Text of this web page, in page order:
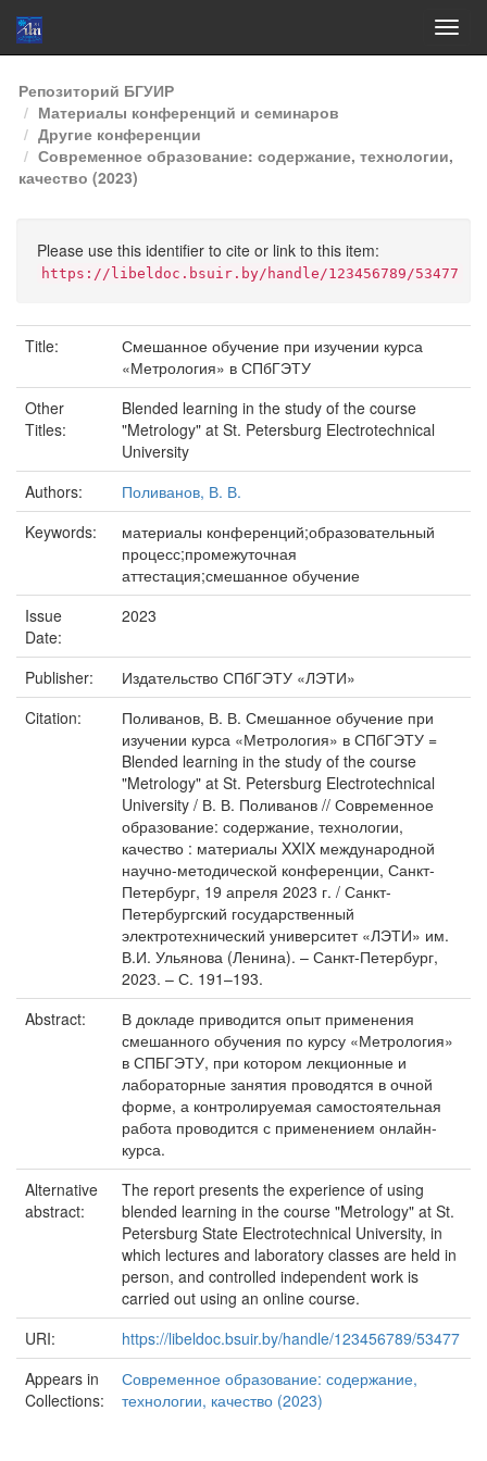
Skip
navigation
Репозиторий БГУИР
Материалы конференций и семинаров
Другие конференции
Современное образование: содержание, технологии,
качество (2023)
Please use this identifier to cite or link to this item:
https://libeldoc.bsuir.by/handle/123456789/53477
Title:
Смешанное обучение при изучении курса
«Метрология» в СПбГЭТУ
Other
Titles:
Blended learning in the study of the course
"Metrology" at St. Petersburg Electrotechnical
University
Authors:
Поливанов, В. В.
Keywords:
материалы конференций;образовательный
процесс;промежуточная
аттестация;смешанное обучение
Issue
Date:
2023
Publisher:
Издательство СПбГЭТУ «ЛЭТИ»
Citation:
Поливанов, В. В. Смешанное обучение при
изучении курса «Метрология» в СПбГЭТУ =
Blended learning in the study of the course
"Metrology" at St. Petersburg Electrotechnical
University / В. В. Поливанов // Современное
образование: содержание, технологии,
качество : материалы XXIX международной
научно-методической конференции, Санкт-
Петербург, 19 апреля 2023 г. / Санкт-
Петербургский государственный
электротехнический университет «ЛЭТИ» им.
В.И. Ульянова (Ленина). – Санкт-Петербург,
2023. – С. 191–193.
Abstract:
В докладе приводится опыт применения
смешанного обучения по курсу «Метрология»
в СПБГЭТУ, при котором лекционные и
лабораторные занятия проводятся в очной
форме, а контролируемая самостоятельная
работа проводится с применением онлайн-
курса.
Alternative
abstract:
The report presents the experience of using
blended learning in the course "Metrology" at St.
Petersburg State Electrotechnical University, in
which lectures and laboratory classes are held in
person, and controlled independent work is
carried out using an online course.
URI:
https://libeldoc.bsuir.by/handle/123456789/53477
Appears in
Collections:
Современное образование: содержание,
технологии, качество (2023)